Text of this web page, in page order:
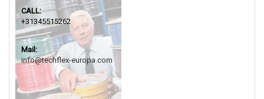
CALL:
+31345515262
Mail:
info@techflex-europa.com